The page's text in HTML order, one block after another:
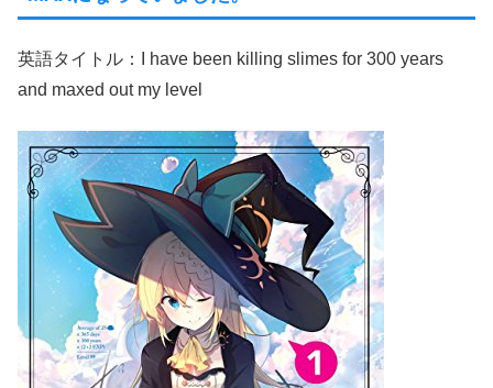
英語タイトル：I have been killing slimes for 300 years
and maxed out my level